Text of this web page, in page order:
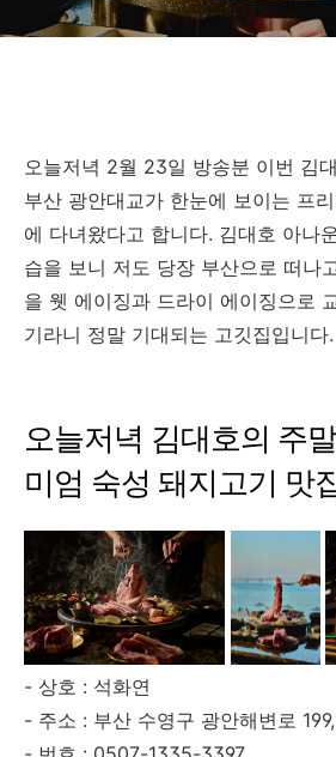
오늘저녁 2월 23일 방송분 이번 김
부산 광안대교가 한눈에 보이는 프
에 다녀왔다고 합니다. 김대호 아나
습을 보니 저도 당장 부산으로 떠나
을 웻 에이징과 드라이 에이징으로
기라니 정말 기대되는 고깃집입니다.
오늘저녁 김대호의 주
미엄 숙성 돼지고기 맛
- 상호 : 석화연
- 주소 : 부산 수영구 광안해변로